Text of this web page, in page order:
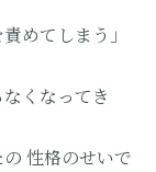
めてしまう」
くなってき
性格のせいで